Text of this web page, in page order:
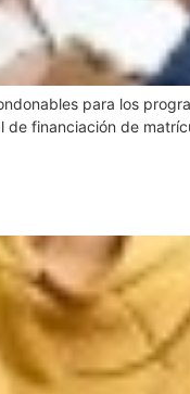
para los
financiación de